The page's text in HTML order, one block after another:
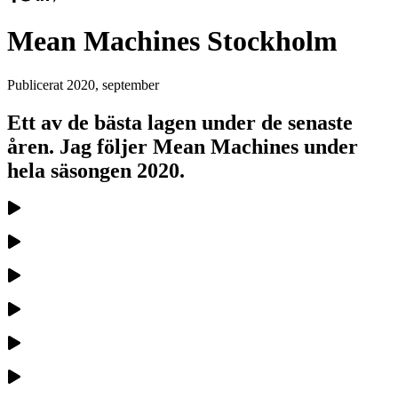
Mean Machines Stockholm
Publicerat 2020, september
Ett av de bästa lagen under de senaste
åren. Jag följer Mean Machines under
hela säsongen 2020.